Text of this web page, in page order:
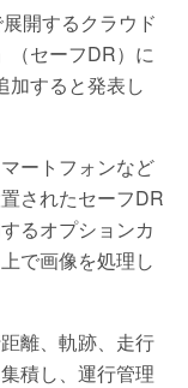
開するクラウド
（セーフDR）に
加すると発表し
ートフォンなど
されたセーフDR
るオプションカ
で画像を処理し
離、軌跡、走行
積し、運行管理